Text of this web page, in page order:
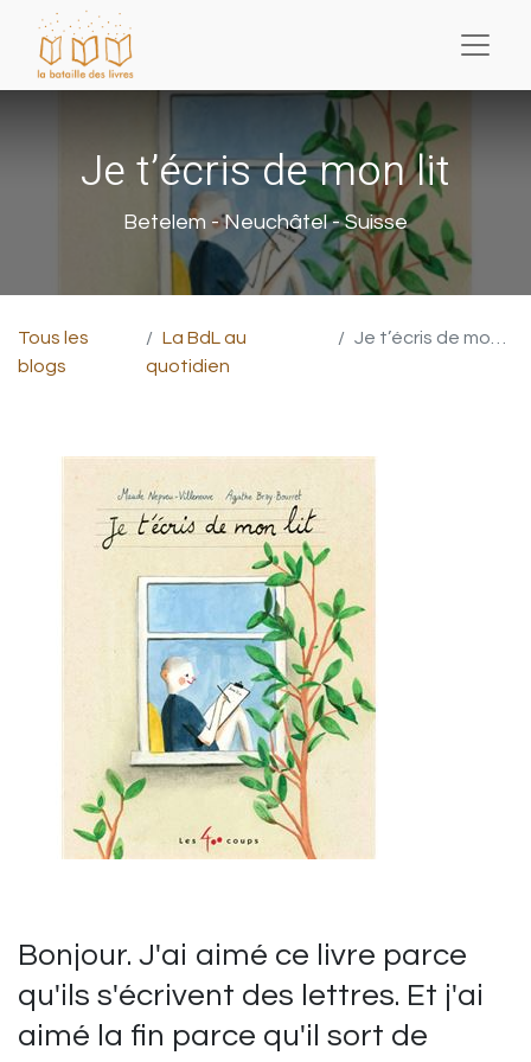
Je t’écris de mon lit
Betelem - Neuchâtel - Suisse
Tous les
blogs
La BdL au
quotidien
Je t’écris de mon lit
Bonjour. J'ai aimé ce livre parce
qu'ils s'écrivent des lettres. Et j'ai
aimé la fin parce qu'il sort de